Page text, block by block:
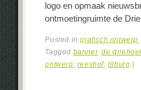
logo en opmaak
ontmoetingruimte de
Posted ingrafisch ontwerp
Tagged banner,de
ontwerp, reeshof,tilburg